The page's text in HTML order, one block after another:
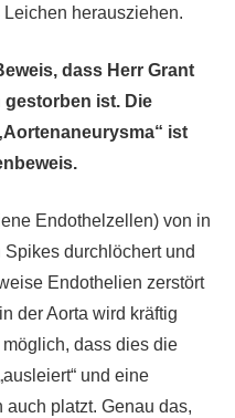
herausziehen.
dass Herr Grant
gestorben ist. Die
ist
Endothelzellen) von in
durchlöchert und
Endothelien zerstört
der Aorta wird kräftig
dass dies die
und eine
platzt. Genau das,